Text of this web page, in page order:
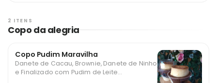
2 ITENS
Copo da alegria
Copo Pudim Maravilha
Danete de Cacau, Brownie, Danete de Ninho
e Finalizado com Pudim de Leite